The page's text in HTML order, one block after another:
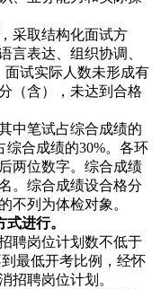
采取结构化面试方
言表达、组织协调、
面试实际人数未形成有
（含），未达到合格
中笔试占综合成绩的
综合成绩的30%。各环
两位数字。综合成绩
。综合成绩设合格分
不列为体检对象。
进行。
聘岗位计划数不低于
最低开考比例，经怀
招聘岗位计划。